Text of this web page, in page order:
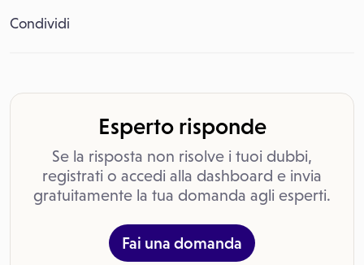
Condividi
Esperto risponde
Se la risposta non risolve i tuoi dubbi,
registrati o accedi alla dashboard e invia
gratuitamente la tua domanda agli esperti.
Fai una domanda